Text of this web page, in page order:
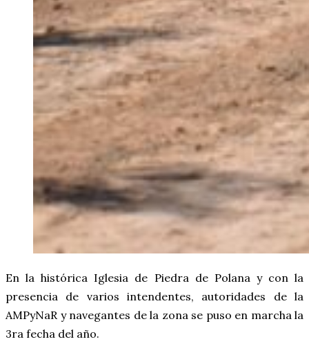
En la histórica Iglesia de Piedra de Polana y con la
presencia de varios intendentes, autoridades de la
AMPyNaR y navegantes de la zona se puso en marcha la
3ra fecha del año.